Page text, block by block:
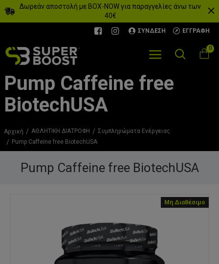
Δωρεάν αποστολή με BOX-NOW για παραγγελίες άνω των
40€
ΣΎΝΔΕΣΗ ΕΓΓΡΑΦΉ
0
Pump Caffeine free
BiotechUSA
Αρχική ΑΘΛΗΤΙΚΗ ΔΙΑΤΡΟΦΗ
Συμπληρώματα Eνέργειας
Pump Caffeine free BiotechUSA
Pump Caffeine free BiotechUSA
Μη Διαθέσιμο